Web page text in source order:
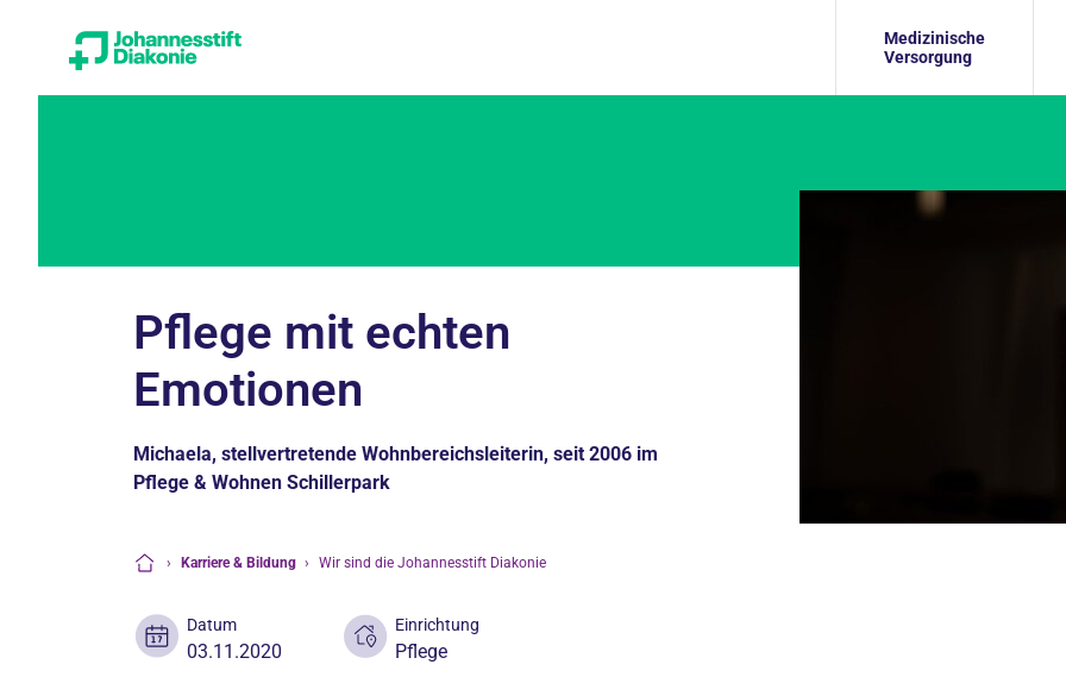
Medizinische
Versorgung
Pflege mit echten
Emotionen
Michaela, stellvertretende Wohnbereichsleiterin, seit 2006 im
Pflege & Wohnen Schillerpark
› Karriere & Bildung › Wir sind die Johannesstift Diakonie
Datum
03.11.2020
Einrichtung
Pflege